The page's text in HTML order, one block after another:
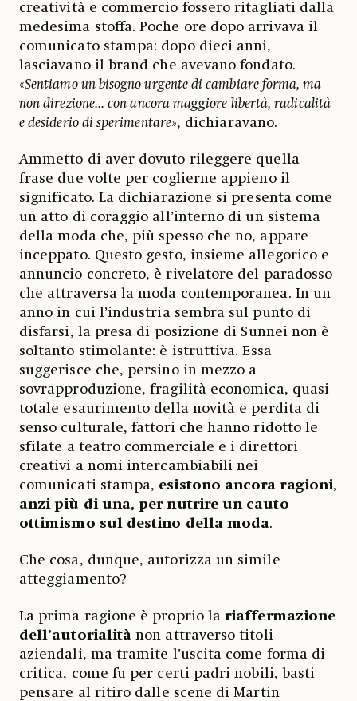
creatività e commercio fossero ritagliati dalla
medesima stoffa. Poche ore dopo arrivava il
comunicato stampa: dopo dieci anni,
lasciavano il brand che avevano fondato.
«Sentiamo un bisogno urgente di cambiare forma, ma
non direzione... con ancora maggiore libertà, radicalità
e desiderio di sperimentare», dichiaravano.
Ammetto di aver dovuto rileggere quella
frase due volte per coglierne appieno il
significato. La dichiarazione si presenta come
un atto di coraggio all’interno di un sistema
della moda che, più spesso che no, appare
inceppato. Questo gesto, insieme allegorico e
annuncio concreto, è rivelatore del paradosso
che attraversa la moda contemporanea. In un
anno in cui l’industria sembra sul punto di
disfarsi, la presa di posizione di Sunnei non è
soltanto stimolante: è istruttiva. Essa
suggerisce che, persino in mezzo a
sovrapproduzione, fragilità economica, quasi
totale esaurimento della novità e perdita di
senso culturale, fattori che hanno ridotto le
sfilate a teatro commerciale e i direttori
creativi a nomi intercambiabili nei
comunicati stampa, esistono ancora ragioni,
anzi più di una, per nutrire un cauto
ottimismo sul destino della moda.
Che cosa, dunque, autorizza un simile
atteggiamento?
La prima ragione è proprio lariaffermazione
dell’autorialità non attraverso titoli
aziendali, ma tramite l’uscita come forma di
critica, come fu per certi padri nobili, basti
pensare al ritiro dalle scene di Martin